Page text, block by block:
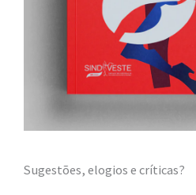
Sugestões, elogios e críticas?